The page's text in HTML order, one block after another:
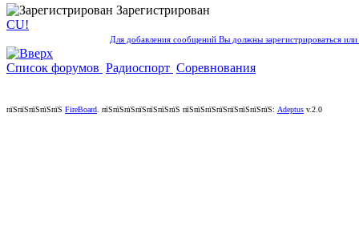
Зарегистрирован
CU!
Для добавления сообщений Вы должны зарегистрироваться или
Список форумов Радиоспорт Соревнования
пїЅпїЅпїЅпїЅпїЅ FireBoard пїЅпїЅпїЅпїЅпїЅпїЅпїЅ пїЅпїЅпїЅпїЅпїЅпїЅпїЅпїЅ: Adeptus v.2.0